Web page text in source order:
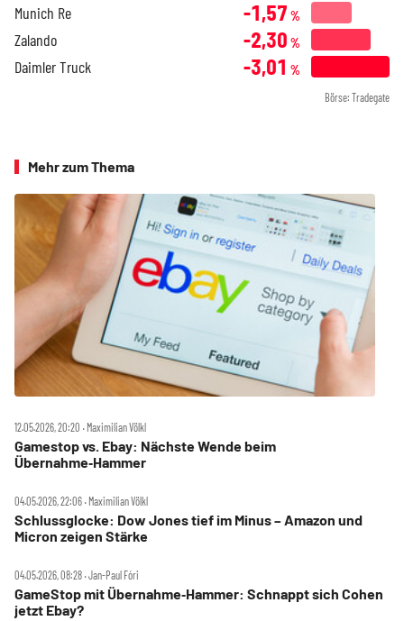
Munich Re -1,57 %
Zalando -2,30 %
Daimler Truck -3,01 %
Börse: Tradegate
Mehr zum Thema
12.05.2026, 20:20 ‧ Maximilian Völkl
Gamestop vs. Ebay: Nächste Wende beim
Übernahme‑Hammer
04.05.2026, 22:06 ‧ Maximilian Völkl
Schlussglocke: Dow Jones tief im Minus – Amazon und
Micron zeigen Stärke
04.05.2026, 08:28 ‧ Jan-Paul Fóri
GameStop mit Übernahme‑Hammer: Schnappt sich Cohen
jetzt Ebay?